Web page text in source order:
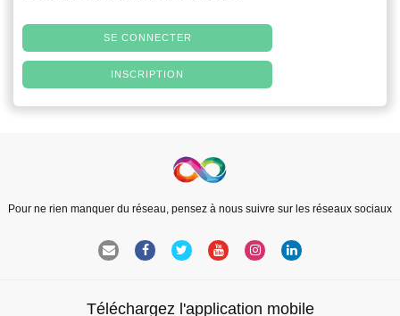
SE CONNECTER
INSCRIPTION
Pour ne rien manquer du réseau, pensez à nous suivre sur les réseaux sociaux
Téléchargez l'application mobile